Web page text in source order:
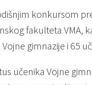
konkursom
fakulteta VMA,
gimnazije i 65
učenika Vojne